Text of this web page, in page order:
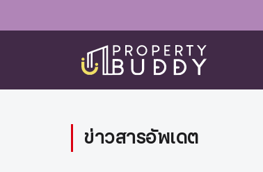
ข่าวสารอัพเดต